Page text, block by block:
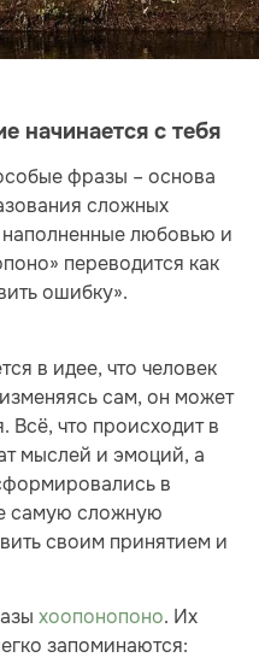
начинается с тебя
фразы – основа
сложных
любовью и
переводится как
ошибку».
в идее, что человек
сам, он может
Всё, что происходит в
мыслей и эмоций, а
в
самую сложную
своим принятием и
хоопонопоно. Их
запоминаются: